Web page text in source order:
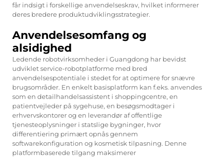
får indsigt i forskellige anvendelseskrav, hvilket informerer
deres bredere produktudviklingsstrategier.
Anvendelsesomfang og
alsidighed
Ledende robotvirksomheder i Guangdong har bevidst
udviklet service-robotplatforme med bred
anvendelsespotentiale i stedet for at optimere for snævre
brugsområder. En enkelt basisplatform kan f.eks. anvendes
som en detailhandelsassistent i shoppingcentre, en
patientvejleder på sygehuse, en besøgsmodtager i
erhvervskontorer og en leverandør af offentlige
tjenesteoplysninger i statslige bygninger, hvor
differentiering primært opnås gennem
softwarekonfiguration og kosmetisk tilpasning. Denne
platformbaserede tilgang maksimerer